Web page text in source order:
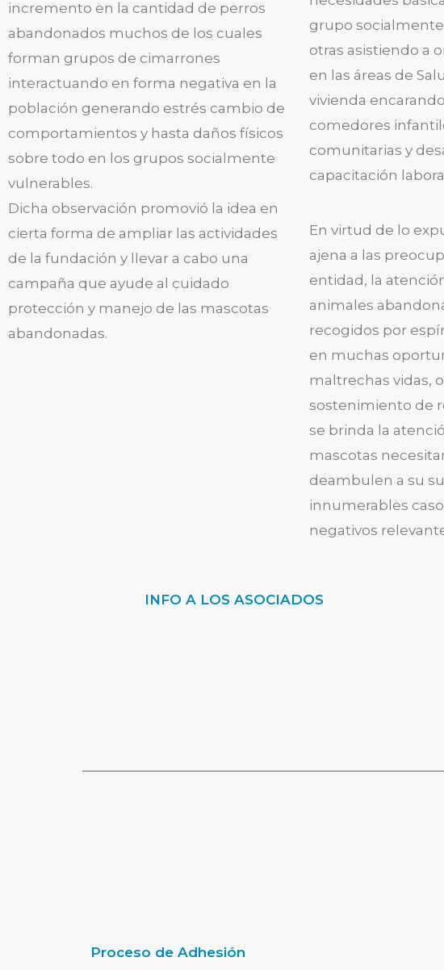
incremento en la cantidad de perros
abandonados muchos de los cuales
forman grupos de cimarrones
interactuando en forma negativa en la
población generando estrés cambio de
comportamientos y hasta daños físicos
sobre todo en los grupos socialmente
vulnerables.
Dicha observación promovió la idea en
cierta forma de ampliar las actividades
de la fundación y llevar a cabo una
campaña que ayude al cuidado
protección y manejo de las mascotas
abandonadas.
grupo
otras asistiendo a
en las áreas de
vivienda
comedores
comunitarias y
capacitación
En virtud de lo
ajena a las
entidad, la
animales
recogidos por
en muchas
maltrechas vidas,
sostenimiento de
se brinda la
mascotas
deambulen a su
innumerables
negativos
INFO A LOS ASOCIADOS
Proceso de Adhesión